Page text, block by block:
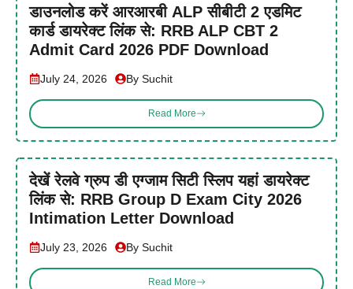
डाउनलोड करें आरआरबी ALP सीबीटी 2 एडमिट
कार्ड डायरेक्ट लिंक से: RRB ALP CBT 2
Admit Card 2026 PDF Download
July 24, 2026 By Suchit
Read More
देखें रेलवे ग्रुप डी एग्जाम सिटी स्लिप यहां डायरेक्ट
लिंक से: RRB Group D Exam City 2026
Intimation Letter Download
July 23, 2026 By Suchit
Read More